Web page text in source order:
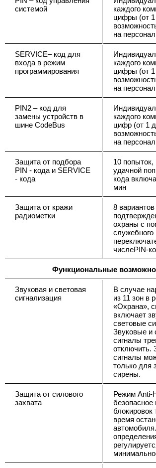
системой
каждого
цифры (от 1
на
SERVICE– код для
входа в режим
программирования
каждого
цифры (от 1
на
PIN2 – код для
замены устройств в
шине CodeBus
каждого
цифр (от 1
на
Защита от подбора
PIN - кода и SERVICE
- кода
10 попыток,
удачной
кода
мин
Защита от кражи
радиометки
8
охраны с
служебного
числеPIN-
Функциональные
Звуковая и световая
сигнализация
В случае
из 11 зон в
«Охрана»,
включает
световые
Звуковые и
сигналы
отключить.
сигналы
только для
сирены.
Защита от силового
захвата
Режим Anti-
безопасное
блокировок
время